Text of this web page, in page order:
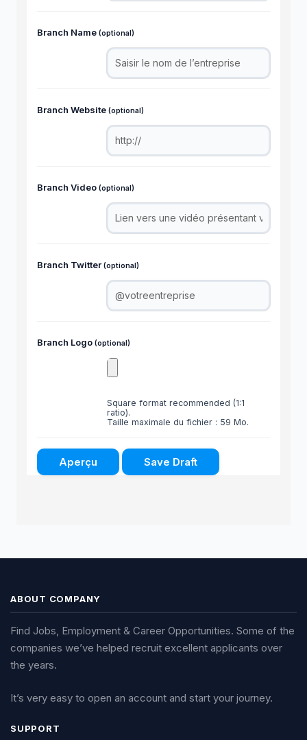
Branch Name (optional)
Branch Website (optional)
Branch Video (optional)
Branch Twitter (optional)
Branch Logo (optional)
Square format recommended (1:1
ratio).
Taille maximale du fichier : 59 Mo.
ABOUT COMPANY
Find Jobs, Employment & Career Opportunities. Some of the
companies we’ve helped recruit excellent applicants over
the years.
It’s very easy to open an account and start your journey.
SUPPORT